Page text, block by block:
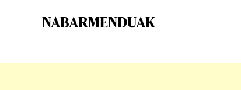
NABARMENDUAK